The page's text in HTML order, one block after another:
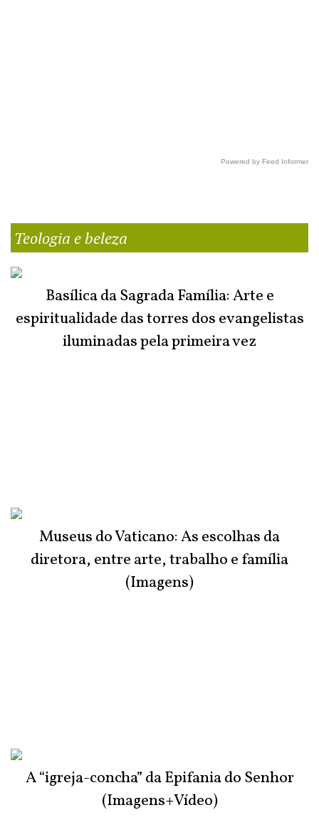
Powered by Feed Informer
Teologia e beleza
Basílica da Sagrada Família: Arte e
espiritualidade das torres dos evangelistas
iluminadas pela primeira vez
Museus do Vaticano: As escolhas da
diretora, entre arte, trabalho e família
(Imagens)
A “igreja-concha” da Epifania do Senhor
(Imagens+Vídeo)